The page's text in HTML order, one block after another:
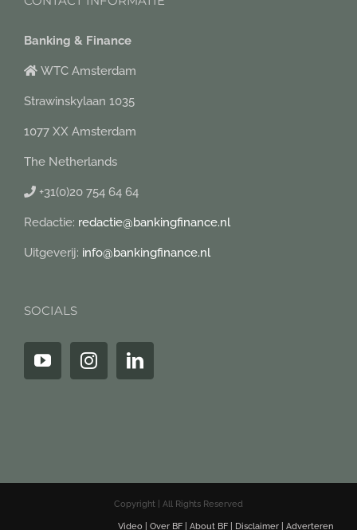
Banking & Finance
WTC Amsterdam
Strawinskylaan 1035
1077 XX Amsterdam
The Netherlands
+31(0)20 754 64 64
Redactie: redactie@bankingfinance.nl
Uitgeverij: info@bankingfinance.nl
SOCIALS
Copyright | All Rights Reserved
Video Over BF About BF Disclaimer Adverteren